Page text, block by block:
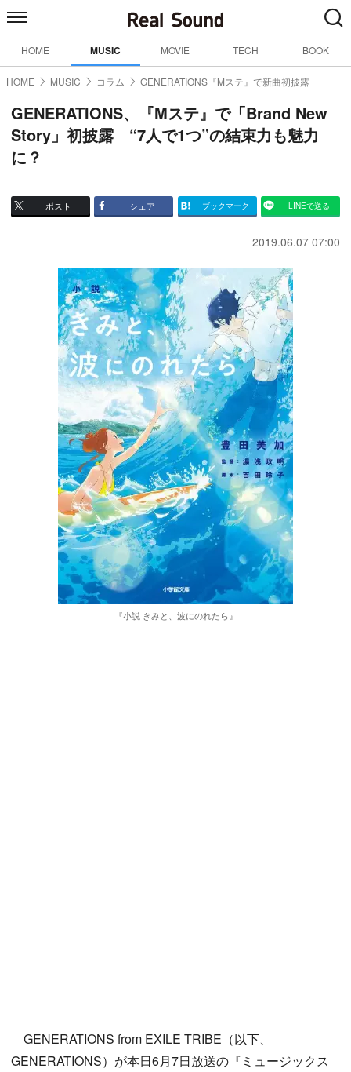
HOME MUSIC MOVIE TECH BOOK
HOME MUSIC コラム GENERATIONS『Mステ』で新曲初披露
GENERATIONS、『Mステ』で「Brand New
Story」初披露 “7人で1つ”の結束力も魅力
に？
ポスト シェア ブックマーク LINEで送る
2019.06.07 07:00
『小説 きみと、波にのれたら』
GENERATIONS from EXILE TRIBE（以下、
GENERATIONS）が本日6月7日放送の『ミュージックス